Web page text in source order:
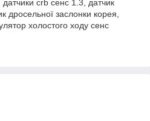
crb сенс 1.3, датчик
дросельної заслонки корея,
холостого ходу сенс